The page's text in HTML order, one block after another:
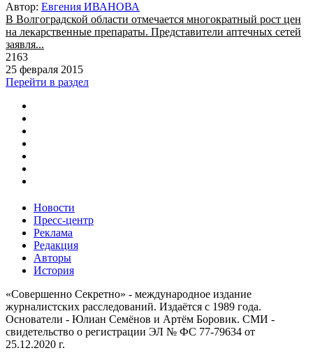
Автор: Евгения ИВАНОВА
В Волгоградской области отмечается многократный рост цен
на лекарственные препараты. Представители аптечных сетей
заявля...
2163
25 февраля 2015
Перейти в раздел
Новости
Пресс-центр
Реклама
Редакция
Авторы
История
«Совершенно Секретно» - международное издание
журналистских расследований. Издаётся с 1989 года.
Основатели - Юлиан Семёнов и Артём Боровик. CМИ -
свидетельство о регистрации ЭЛ № ФС 77-79634 от
25.12.2020 г.